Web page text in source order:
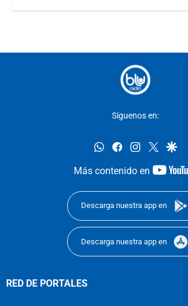
Síguenos en:
whatsappfacebookinstagram
twitter
Más contenido en
Descarga nuestra app en
Descarga nuestra app en
RED DE PORTALES